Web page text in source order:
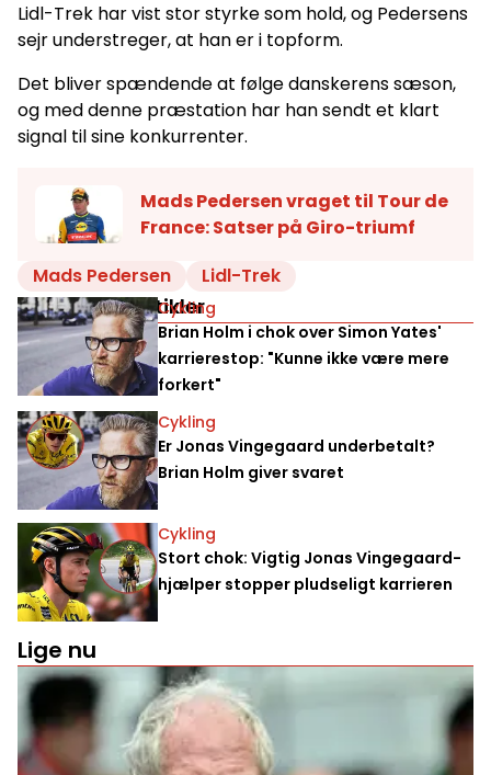
Lidl-Trek har vist stor styrke som hold, og Pedersens
sejr understreger, at han er i topform.
Det bliver spændende at følge danskerens sæson,
og med denne præstation har han sendt et klart
signal til sine konkurrenter.
Mads Pedersen vraget til Tour de
France: Satser på Giro-triumf
Mads Pedersen
Lidl-Trek
Relaterede artikler
Cykling
Brian Holm i chok over Simon Yates'
karrierestop: "Kunne ikke være mere
forkert"
Cykling
Er Jonas Vingegaard underbetalt?
Brian Holm giver svaret
Cykling
Stort chok: Vigtig Jonas Vingegaard-
hjælper stopper pludseligt karrieren
Lige nu